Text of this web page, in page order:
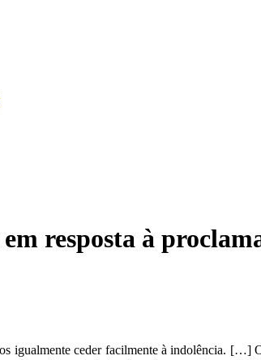
resposta à
igualmente ceder facilmente à indolência.